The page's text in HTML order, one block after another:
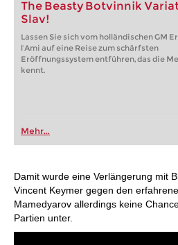
The Beasty Botvinnik
Slav!
Lassen Sie sich vom holländischen GM
l’Ami auf eine Reise zum schärfsten
Eröffnungssystem entführen, das die
kennt.
Mehr...
Damit wurde eine Verlängerung mit
Vincent Keymer gegen den
Mamedyarov allerdings keine
Partien unter.